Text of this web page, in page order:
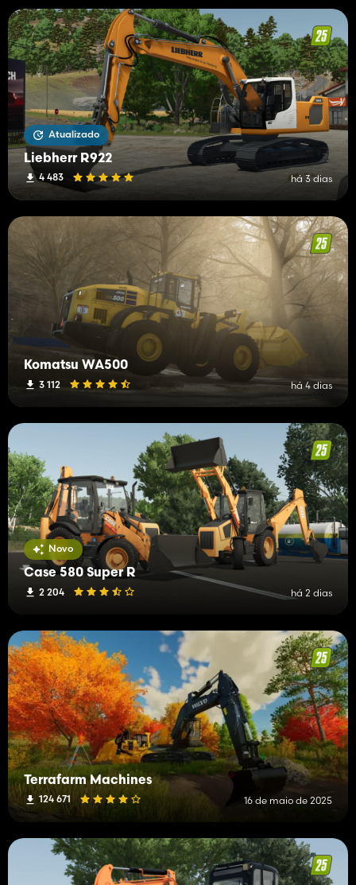
Atualizado
Liebherr R922
4 483 há 3 dias
Komatsu WA500
3 112 há 4 dias
Novo
Case 580 Super R
2 204 há 2 dias
Terrafarm Machines
124 671 16 de maio de 2025